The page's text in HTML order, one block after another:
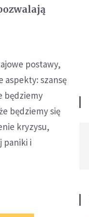
postawy,
aspekty: szansę
będziemy
będziemy się
kryzysu,
paniki i